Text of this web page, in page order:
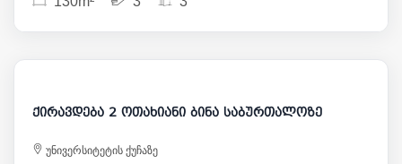
1 200
ქირავდება 2 ოთახიანი ბინა საბურთალოზე
უნივერსიტეტის ქუჩაზე